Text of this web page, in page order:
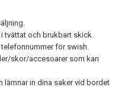
tvättat och brukbart skick.
för swish.
skor/accesoarer som kan
lämnar in dina saker vid bordet